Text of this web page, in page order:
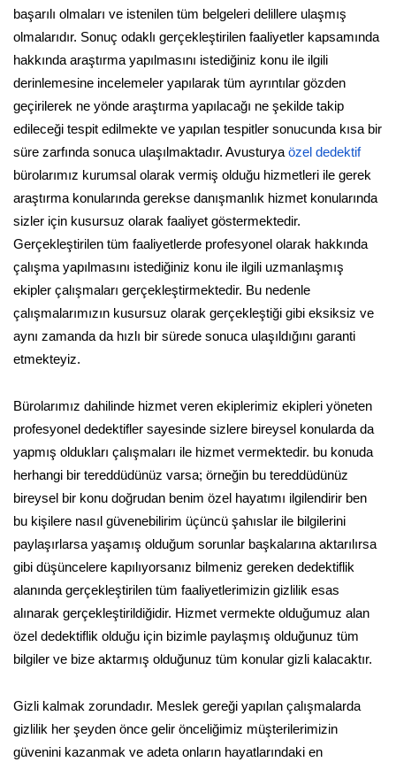
başarılı olmaları ve istenilen tüm belgeleri delillere ulaşmış
olmalarıdır. Sonuç odaklı gerçekleştirilen faaliyetler kapsamında
hakkında araştırma yapılmasını istediğiniz konu ile ilgili
derinlemesine incelemeler yapılarak tüm ayrıntılar gözden
geçirilerek ne yönde araştırma yapılacağı ne şekilde takip
edileceği tespit edilmekte ve yapılan tespitler sonucunda kısa bir
süre zarfında sonuca ulaşılmaktadır. Avusturya özel dedektif
bürolarımız kurumsal olarak vermiş olduğu hizmetleri ile gerek
araştırma konularında gerekse danışmanlık hizmet konularında
sizler için kusursuz olarak faaliyet göstermektedir.
Gerçekleştirilen tüm faaliyetlerde profesyonel olarak hakkında
çalışma yapılmasını istediğiniz konu ile ilgili uzmanlaşmış
ekipler çalışmaları gerçekleştirmektedir. Bu nedenle
çalışmalarımızın kusursuz olarak gerçekleştiği gibi eksiksiz ve
aynı zamanda da hızlı bir sürede sonuca ulaşıldığını garanti
etmekteyiz.
Bürolarımız dahilinde hizmet veren ekiplerimiz ekipleri yöneten
profesyonel dedektifler sayesinde sizlere bireysel konularda da
yapmış oldukları çalışmaları ile hizmet vermektedir. bu konuda
herhangi bir tereddüdünüz varsa; örneğin bu tereddüdünüz
bireysel bir konu doğrudan benim özel hayatımı ilgilendirir ben
bu kişilere nasıl güvenebilirim üçüncü şahıslar ile bilgilerini
paylaşırlarsa yaşamış olduğum sorunlar başkalarına aktarılırsa
gibi düşüncelere kapılıyorsanız bilmeniz gereken dedektiflik
alanında gerçekleştirilen tüm faaliyetlerimizin gizlilik esas
alınarak gerçekleştirildiğidir. Hizmet vermekte olduğumuz alan
özel dedektiflik olduğu için bizimle paylaşmış olduğunuz tüm
bilgiler ve bize aktarmış olduğunuz tüm konular gizli kalacaktır.
Gizli kalmak zorundadır. Meslek gereği yapılan çalışmalarda
gizlilik her şeyden önce gelir önceliğimiz müşterilerimizin
güvenini kazanmak ve adeta onların hayatlarındaki en